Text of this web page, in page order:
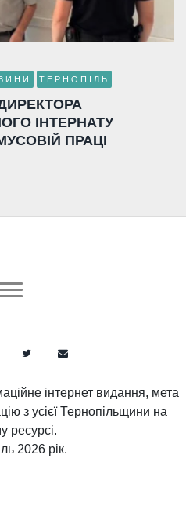
ТЕРНОПІЛЬ
ІНТЕРНАТУ
ПРАЦІ
інтернет видання, мета
з усієї Тернопільщини на
ресурсі.
2026 рік.